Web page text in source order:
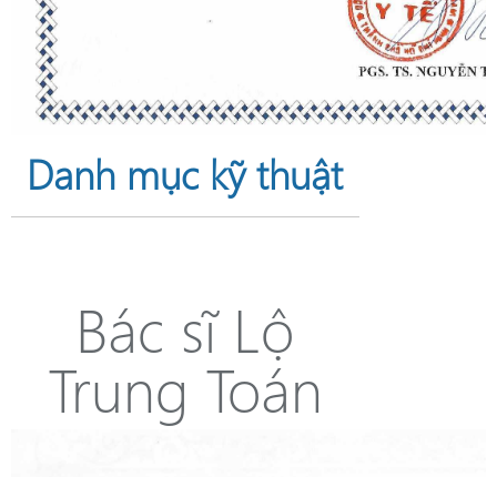
Danh mục kỹ thuật
Bác sĩ Lộ
Trung Toán